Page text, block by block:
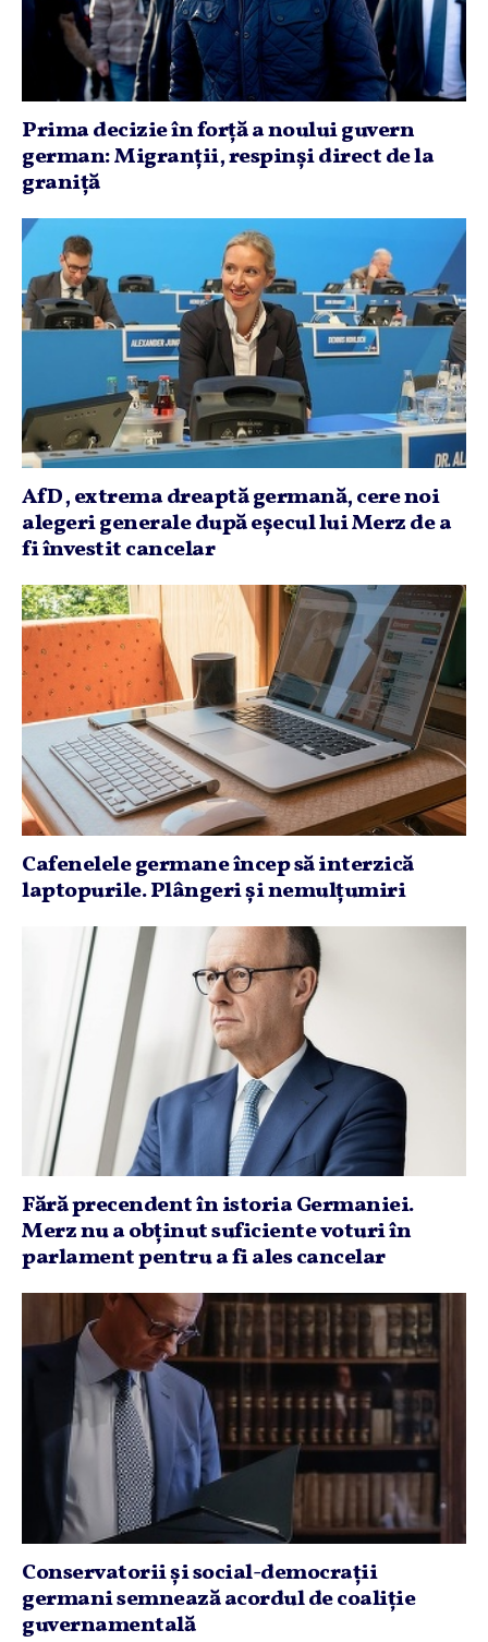
Prima decizie în forţă a noului guvern
german: Migranţii, respinşi direct de la
graniţă
AfD, extrema dreaptă germană, cere noi
alegeri generale după eşecul lui Merz de a
fi învestit cancelar
Cafenelele germane încep să interzică
laptopurile. Plângeri şi nemulţumiri
Fără precendent în istoria Germaniei.
Merz nu a obţinut suficiente voturi în
parlament pentru a fi ales cancelar
Conservatorii şi social-democraţii
germani semnează acordul de coaliţie
guvernamentală